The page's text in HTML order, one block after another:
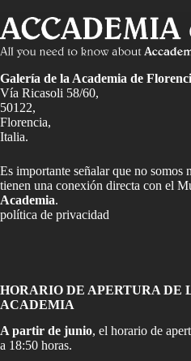
Galería de la Academia de
Vía Ricasoli 58/60,
50122,
Florencia,
Italia.
Es importante señalar que no somos
tienen una conexión directa con el
Academia.
política de privacidad
HORARIO DE APERTURA DE
ACADEMIA
A partir de junio, el horario de
a 18:50 horas.